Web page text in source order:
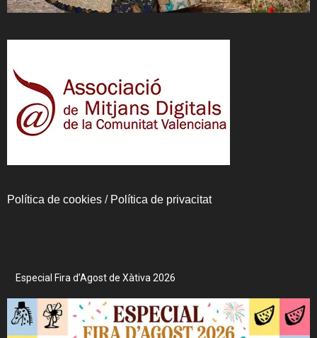
Política de cookies / Política de privacitat
Especial Fira d’Agost de Xàtiva 2026